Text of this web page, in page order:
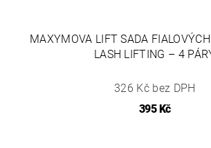
MAXYMOVA LIFT SADA
LASH LIFTING – 4
326 Kč bez DPH
395 Kč